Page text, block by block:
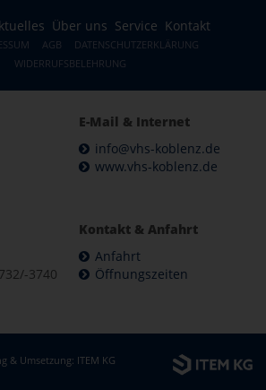
Über uns Service Kontakt
AGB
DATENSCHUTZERKLÄRUNG
WIDERRUFSBELEHRUNG
E-Mail & Internet
info@vhs-koblenz.de
www.vhs-koblenz.de
3740
Kontakt & Anfahrt
Anfahrt
Öffnungszeiten
& Umsetzung: ITEM KG